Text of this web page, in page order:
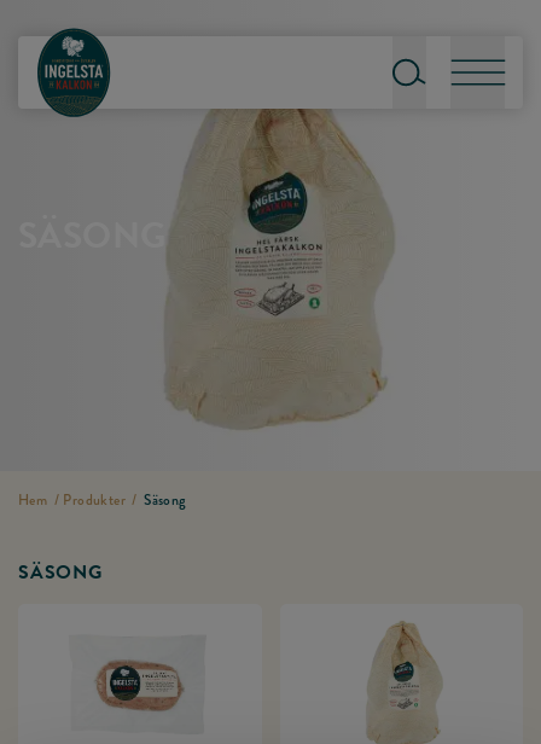
Till startsidan
Sök
Meny
Hem / Produkter / Säsong
SÄSONG